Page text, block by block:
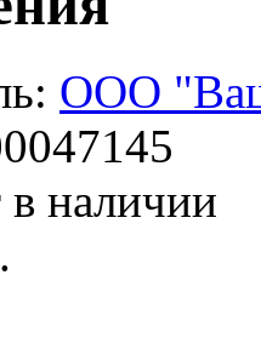
ООО
в наличии